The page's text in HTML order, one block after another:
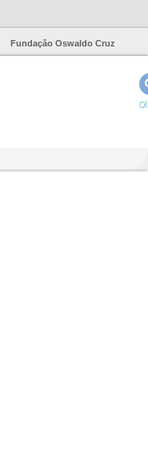
Fundação Oswaldo Cruz